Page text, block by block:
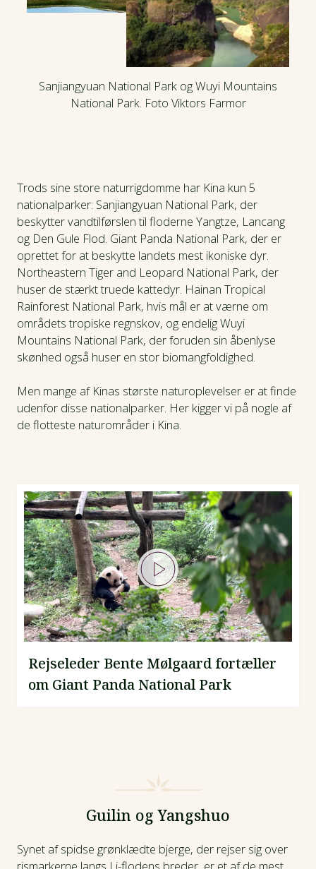
Sanjiangyuan National Park og Wuyi Mountains
National Park. Foto Viktors Farmor
Trods sine store naturrigdomme har Kina kun 5
nationalparker: Sanjiangyuan National Park, der
beskytter vandtilførslen til floderne Yangtze, Lancang
og Den Gule Flod. Giant Panda National Park, der er
oprettet for at beskytte landets mest ikoniske dyr.
Northeastern Tiger and Leopard National Park, der
huser de stærkt truede kattedyr. Hainan Tropical
Rainforest National Park, hvis mål er at værne om
områdets tropiske regnskov, og endelig Wuyi
Mountains National Park, der foruden sin åbenlyse
skønhed også huser en stor biomangfoldighed.
Men mange af Kinas største naturoplevelser er at finde
udenfor disse nationalparker. Her kigger vi på nogle af
de flotteste naturområder i Kina.
Rejseleder Bente Mølgaard fortæller
om Giant Panda National Park
Guilin og Yangshuo
Synet af spidse grønklædte bjerge, der rejser sig over